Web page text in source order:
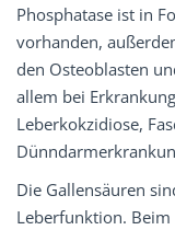
Phosphatase ist in
vorhanden,
den Osteoblasten
allem bei
Leberkokzidiose,
Die Gallensäuren
Leberfunktion.